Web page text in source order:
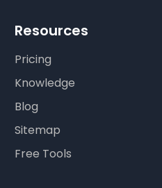
Resources
Pricing
Knowledge
Blog
Sitemap
Free Tools